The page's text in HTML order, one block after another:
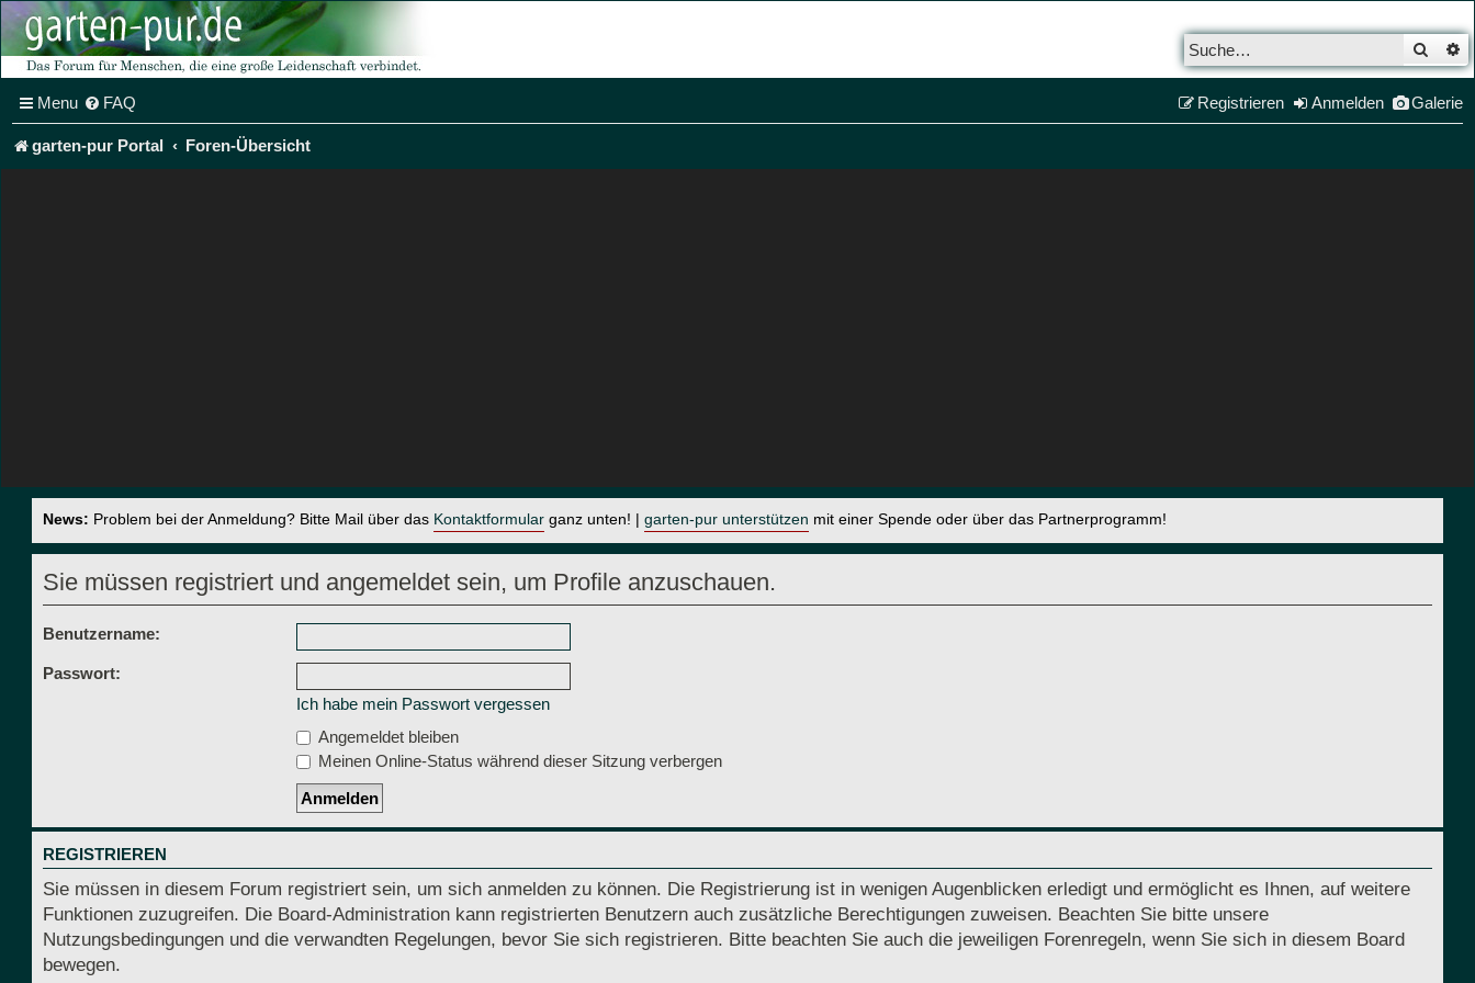
Menu FAQ Galerie
Anmelden
Registrieren
garten-pur Portal Foren-Übersicht
News: Problem bei der Anmeldung? Bitte Mail über das Kontaktformular ganz unten! | garten-pur unterstützen mit einer Spende oder über das Partnerprogramm!
Sie müssen registriert und angemeldet sein, um Profile anzuschauen.
Benutzername:
Passwort:
Ich habe mein Passwort vergessen
Angemeldet bleiben
Meinen Online-Status während dieser Sitzung verbergen
REGISTRIEREN
Sie müssen in diesem Forum registriert sein, um sich anmelden zu können. Die Registrierung ist in wenigen Augenblicken erledigt und ermöglicht es Ihnen, auf weitere
Funktionen zuzugreifen. Die Board-Administration kann registrierten Benutzern auch zusätzliche Berechtigungen zuweisen. Beachten Sie bitte unsere
Nutzungsbedingungen und die verwandten Regelungen, bevor Sie sich registrieren. Bitte beachten Sie auch die jeweiligen Forenregeln, wenn Sie sich in diesem Board
bewegen.